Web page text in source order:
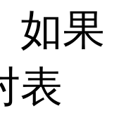
如果
表